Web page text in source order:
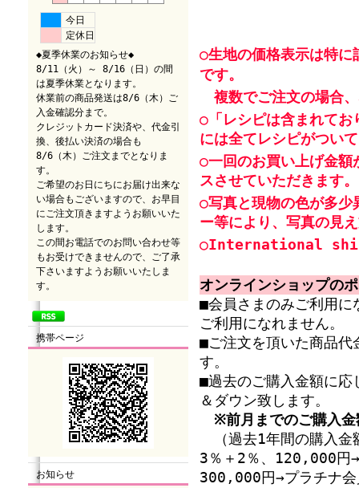
今日
定休日
◆夏季休業のお知らせ◆
8/11（火）～ 8/16（日）の間
は夏季休業となります。
休業前の商品発送は8/6（木）ご
入金確認分まで。
クレジットカード決済や、代金引
換、後払い決済の場合も
8/6（木）ご注文までとなりま
す。
ご希望のお日にちにお届け出来な
い場合もございますので、お早目
にご注文頂きますようお願いいた
します。
この間お電話でのお問い合わせ等
もお受けできませんので、ご了承
下さいますようお願いいたしま
す。
携帯ページ
お知らせ
○生地の価格表示は特に
です。
複数でご注文の場合
○「レシピは含まれてお
には全てレシピがつい
○一回のお買い上げ金
スさせていただきます。
○写真と現物の色が多少
ー等により、写真の見
○International
オンラインショップの
■会員さまのみご利用に
ご利用になれません。
■ご注文を頂いた商品代
す。
■過去のご購入金額に応
＆ダウン致します。
※前月までのご購入
（過去1年間の購入
3％＋2％、120,000円
300,000円→プラチナ会